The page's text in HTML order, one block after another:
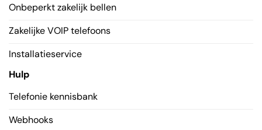
Onbeperkt zakelijk bellen
Zakelijke VOIP telefoons
Installatieservice
Hulp
Telefonie kennisbank
Webhooks